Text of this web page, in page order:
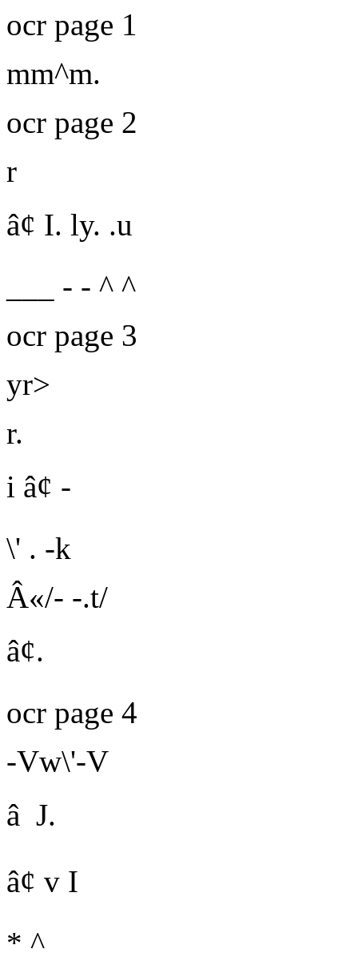
ocr page 1
mm^m.
ocr page 2
r
â¢ I. ly. .u
___ - - ^ ^
ocr page 3
yr>
r.
i â¢ -
\' . -k
Â«/- -.t/
â¢.
ocr page 4
-Vw\'-V
â J.
â¢ v I
* ^